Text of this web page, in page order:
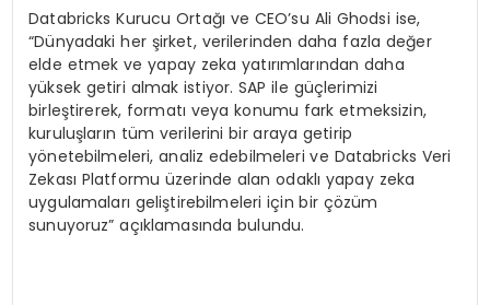
Databricks Kurucu Ortağı ve CEO’su Ali Ghodsi ise,
“Dünyadaki her şirket, verilerinden daha fazla değer
elde etmek ve yapay zeka yatırımlarından daha
yüksek getiri almak istiyor. SAP ile güçlerimizi
birleştirerek, formatı veya konumu fark etmeksizin,
kuruluşların tüm verilerini bir araya getirip
yönetebilmeleri, analiz edebilmeleri ve Databricks Veri
Zekası Platformu üzerinde alan odaklı yapay zeka
uygulamaları geliştirebilmeleri için bir çözüm
sunuyoruz” açıklamasında bulundu.